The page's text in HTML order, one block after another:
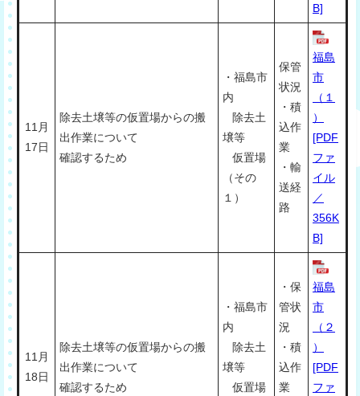
B]
11月
17日
除去土壌等の仮置場からの搬
出作業について
確認するため
・福島市
内
除去土
壌等
仮置場
（その
１）
保管
状況
・積
込作
業
・輸
送経
路
福島
市
（１
）
[PDF
ファ
イル
／
356K
B]
11月
18日
除去土壌等の仮置場からの搬
出作業について
確認するため
・福島市
内
除去土
壌等
仮置場
・保
管状
況
・積
込作
業
福島
市
（２
）
[PDF
ファ